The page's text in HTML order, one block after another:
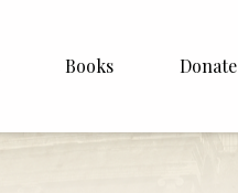
Books Donate